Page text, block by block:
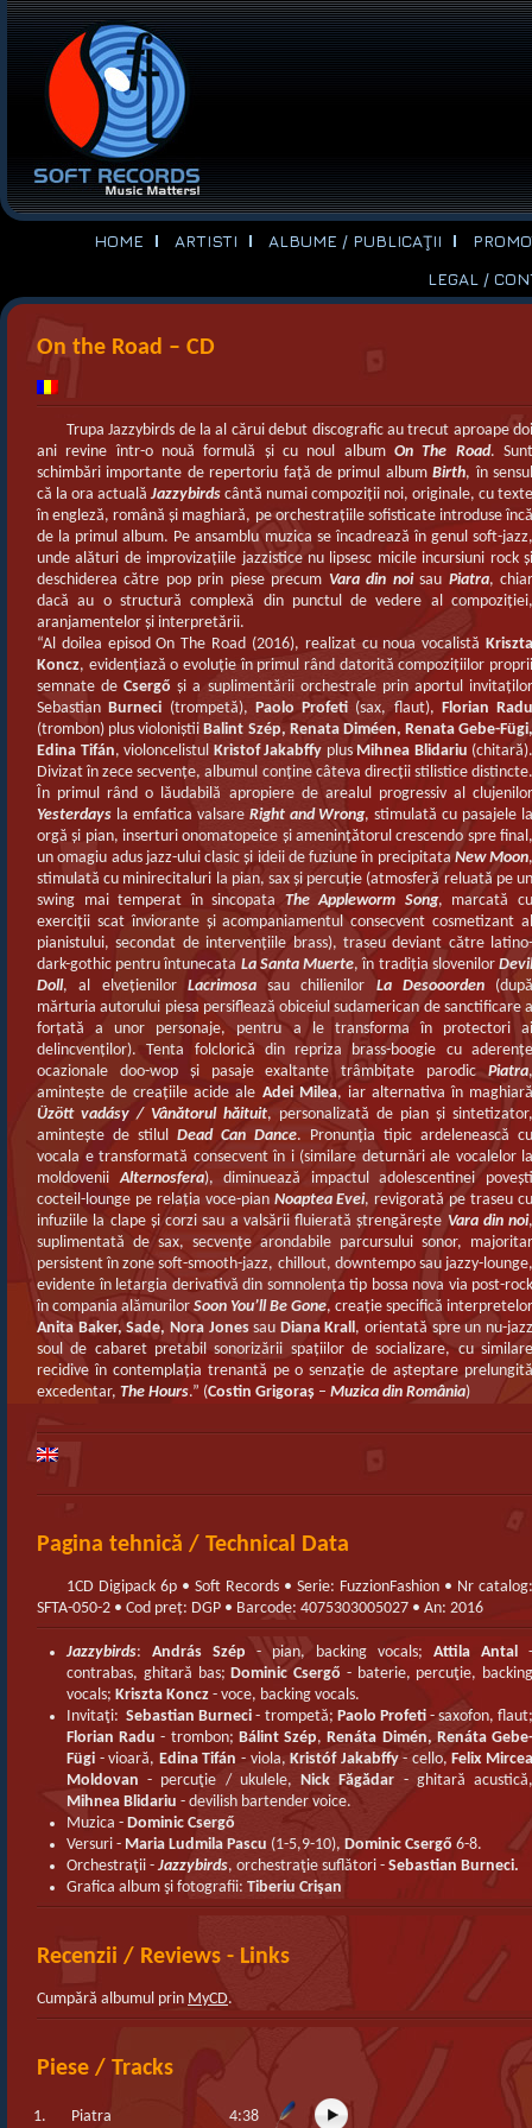
HOME ARTISTI ALBUME / PUBLICAŢII
LEGAL /
On the Road – CD
Trupa Jazzybirds de la al cărui debut discografic au trecut aproape doi
ani revine într-o nouă formulă şi cu noul album On The Road.
schimbări importante de repertoriu faţă de primul albumBirth, în
că la ora actualăJazzybirds cântă numai compoziţii noi, originale, cu texte
în engleză, română şi maghiară, pe orchestraţiile sofisticate introduse încă
de la primul album. Pe ansamblu muzica se încadrează în genul soft-jazz,
unde alături de improvizaţiile jazzistice nu lipsesc micile incursiuni rock şi
deschiderea către pop prin piese precum Vara din noisau Piatra,
dacă au o structură complexă din punctul de vedere al compoziţiei,
aranjamentelor şi interpretării.
“Al doilea episod On The Road (2016), realizat cu noua vocalistă Kriszta
Koncz, evidenţiază o evoluţie în primul rând datorită compoziţiilor proprii
semnate deCsergő şi a suplimentării orchestrale prin aportul
SebastianBurneci (trompetă), Paolo Profeti (sax, flaut), Florian Radu
(trombon) plus violoniştii Balint Szép, Renata Diméen, Renata Gebe-Fügi,
Edina Tifán, violoncelistul Kristof Jakabffy plusMihnea Blidariu (chitară).
Divizat în zece secvenţe, albumul conţine câteva direcţii stilistice distincte.
În primul rând o lăudabilă apropiere de arealul progressiv al clujenilor
Yesterdays la emfatica valsare Right and Wrong, stimulată cu pasajele
orgă şi pian, inserturi onomatopeice şi ameninţătorul crescendo spre final,
un omagiu adus jazz-ului clasic şi ideii de fuziune în precipitata New Moon,
stimulată cu minirecitaluri la pian, sax şi percuţie (atmosferă reluată pe un
swing mai temperat în sincopata The Appleworm Song, marcată
exerciţii scat înviorante şi acompaniamentul consecvent cosmetizant al
pianistului, secondat de intervenţiile brass), traseu deviant către latino-
dark-gothic pentru întunecata La Santa Muerte, în tradiţia slovenilor
Doll, al elveţienilorLacrimosasau chilienilor La Desooorden(după
mărturia autorului piesa persiflează obiceiul sudamerican de sanctificare a
forţată a unor personaje, pentru a le transforma în protectori ai
delincvenţilor). Tenta folclorică din repriza brass-boogie cu aderenţe
ocazionale doo-wop şi pasaje exaltante trâmbiţate parodic Piatra,
aminteşte de creaţiile acide ale Adei Milea, iar alternativa în
Üzött vadásy / Vânătorul hăituit, personalizată de pian şi sintetizator,
aminteşte de stilul Dead Can Dance. Pronunţia tipic ardelenească cu
vocala e transformată consecvent în i (similare deturnări ale vocalelor la
moldoveniiAlternosfera), diminuează impactul adolescentinei
cocteil-lounge pe relaţia voce-pian Noaptea Evei, revigorată pe traseu
infuziile la clape şi corzi sau a valsării fluierată ştrengăreşte Vara din noi,
suplimentată de sax, secvenţe arondabile parcursului sonor, majoritar
persistent în zone soft-smooth-jazz, chillout, downtempo sau jazzy-lounge,
evidente în letargia derivativă din somnolenţa tip bossa nova via post-rock
în compania alămurilor Soon You’ll Be Gone, creaţie specifică interpretelor
Anita Baker, Sade, Nora Jonessau Diana Krall, orientată spre un nu-
soul de cabaret pretabil sonorizării spaţiilor de socializare, cu similare
recidive în contemplaţia trenantă pe o senzaţie de aşteptare prelungită
excedentar, The Hours.” (Costin Grigoraş – Muzica din România)
Pagina tehnică / Technical Data
1CD Digipack 6p • Soft Records • Serie: FuzzionFashion • Nr catalog:
SFTA-050-2 • Cod preț: DGP • Barcode: 4075303005027 • An: 2016
Jazzybirds: András Szép - pian, backing vocals; Attila Antal -
contrabas, ghitară bas;Dominic Csergő - baterie, percuţie, backing
vocals; Kriszta Koncz - voce, backing vocals.
Invitaţi:Sebastian Burneci - trompetă; Paolo Profeti - saxofon,
Florian Radu - trombon; Bálint Szép,Renáta Dimén, Renáta
Fügi - vioară, Edina Tifán - viola,Kristóf Jakabffy- cello,Felix
Moldovan - percuţie / ukulele,Nick Făgădar - ghitară
Mihnea Blidariu - devilish bartender voice.
Muzica - Dominic Csergő
Versuri - Maria Ludmila Pascu (1-5,9-10), Dominic Csergő 6-8.
Orchestraţii -Jazzybirds, orchestraţie suflători - Sebastian Burneci.
Grafica album şi fotografii: Tiberiu Crişan
Recenzii / Reviews - Links
Cumpără albumul prin MyCD.
Piese / Tracks
1. Piatra 4:38